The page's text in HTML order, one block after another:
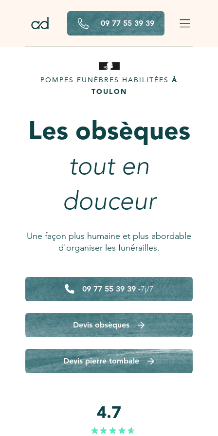
09 77 55 39 39
POMPES FUNÈBRES HABILITÉES À
TOULON
Les obsèques
tout en
douceur
Une façon plus humaine et plus abordable
d'organiser les funérailles.
09 77 55 39 39 -7j/7
Devis obsèques
Devis pierre tombale
4.7